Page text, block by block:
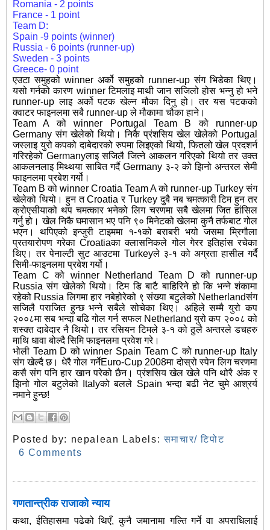
Romania - 2 points
France - 1 point
Team D:
Spain -9 points (winner)
Russia - 6 points (runner-up)
Sweden - 3 points
Greece- 0 point
एउटा समुहको winner अर्को समुहको runner-up संग भिडेका थिए।
यसो गर्नको कारण winner टिमलाइ माथी जान सजिलो होस भन्नु हो भने
runner-up लाइ अर्को पटक खेल्न मौका दिनु हो। तर यस पटकको
क्वाटर फाइनलमा सबै runner-up ले मौकामा चौका हाने।
Team A को winner Portugal Team B को runner-up
Germany संग खेलेको थियो। निकै प्रंशसिय खेल खेलेको Portugal
जस्लाइ युरो कपको दाबेदारको रुपमा लिइएको थियो, फितलो खेल प्रदशर्न
गरिरहेको Germanyलाइ सजिलै जित्ने आकलन गरिएको थियो तर उक्त
आकलनलाइ मिथ्थया साबित गर्दै Germany ३-२ को झिनो अन्तरल सेमी
फाइनलमा प्रबेश गर्यो।
Team B को winner Croatia Team A को runner-up Turkey संग
खेलेको थियो। हुन त Croatia र Turkey दुबै नब चमत्कारी टिम हुन तर
क्रोएसीयाको थप चमत्कार भनेको लिग चरणमा सबै खेलमा जित हांसिल
गर्नु हो। खेल निकै घमासान भए पनि ९० मिनेटको खेलमा कुनै तर्फबाट गोल
भएन। थपिएको इन्जुरी टाइममा १-१को बराबरी भयो जसमा म्रिगौला
प्रतयारोपण गरेका Croatiaका क्लासनिकले गोल गेरर इतिहांस रचेका
थिए। तर पेनाल्टी सुट आउटमा Turkeyले ३-१ को अग्रता हासील गर्दै
सिमी-फाइनलमा प्रबेश गर्यो।
Team C को winner Netherland Team D को runner-up
Russia संग खेलेको थियो। टिम डि बाटै बाहिरिने हो कि भन्ने शंकामा
रहेको Russia लिगमा हार नबेहोरेको ९ संख्या बटुलेको Netherlandसंग
सजिलै पराजित हुन्छ भन्ने सबैले सोचेका थिए। अहिले सम्मै युरो कप
२००८मा सब भन्दा बढि गोल गर्न सफल Netherland युरो कप २००८ को
शस्क्त दाबेदार नै थियो। तर रसियन टिमले ३-१ को ठुलै अन्तरले डचहरु
माथि धावा बोल्दै सिमि फाइनलमा प्रवेश गरे।
भोली Team D को winner Spain Team C को runner-up Italy
संग खेल्दै छ। धेरै गोल गर्नेEuro-Cup 2008मा दोस्रो स्पेन लिग चरणमा
कसै संग पनि हार खान परेको छैन। प्रंशसिय खेल खेले पनि थोरै अंक र
झिनो गोल बटुलेको Italyको बलले Spain भन्दा बढी नेट चुमे आश्रर्य
नमाने हुन्छ!
Posted by: nepalean Labels:समाचार/ टिपोट
6 Comments
गणतान्त्रीक राजाको न्याय
कथा, ईतिहासमा पढेको थिएँ, कुनै जमानामा गल्ति गर्ने वा अपराधिलाई